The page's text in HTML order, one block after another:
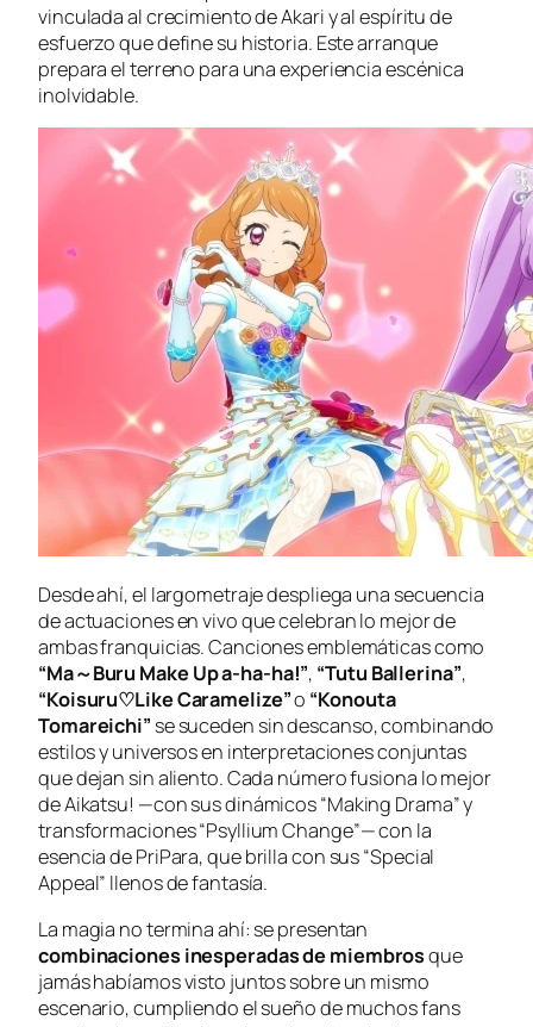
vinculada al crecimiento de Akari y al espíritu de
esfuerzo que define su historia. Este arranque
prepara el terreno para una experiencia escénica
inolvidable.
Desde ahí, el largometraje despliega una secuencia
de actuaciones en vivo que celebran lo mejor de
ambas franquicias. Canciones emblemáticas como
“Ma～Buru Make Up a-ha-ha!”, “Tutu Ballerina”,
“Koisuru♡Like Caramelize”o “Konouta
Tomareichi” se suceden sin descanso, combinando
estilos y universos en interpretaciones conjuntas
que dejan sin aliento. Cada número fusiona lo mejor
deAikatsu! —con sus dinámicos “Making Drama” y
transformaciones “Psyllium Change”— con la
esencia dePriPara, que brilla con sus “Special
Appeal” llenos de fantasía.
La magia no termina ahí: se presentan
combinaciones inesperadas de miembrosque
jamás habíamos visto juntos sobre un mismo
escenario, cumpliendo el sueño de muchos fans